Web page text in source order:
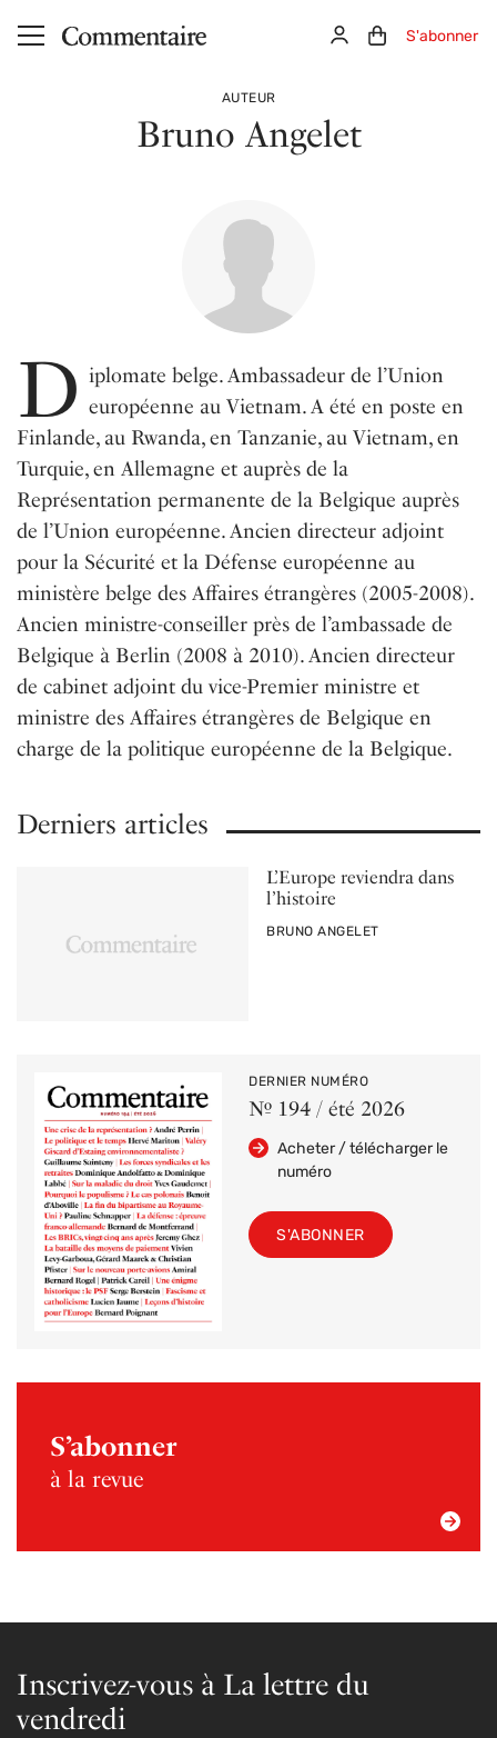
Aller au contenu principal ConnexionPanier (0)
S'abonner
AUTEUR
Bruno Angelet
D iplomate belge. Ambassadeur de l’Union
européenne au Vietnam. A été en poste en
Finlande, au Rwanda, en Tanzanie, au Vietnam, en
Turquie, en Allemagne et auprès de la
Représentation permanente de la Belgique auprès
de l’Union européenne. Ancien directeur adjoint
pour la Sécurité et la Défense européenne au
ministère belge des Affaires étrangères (2005-2008).
Ancien ministre-conseiller près de l’ambassade de
Belgique à Berlin (2008 à 2010). Ancien directeur
de cabinet adjoint du vice-Premier ministre et
ministre des Affaires étrangères de Belgique en
charge de la politique européenne de la Belgique.
Derniers articles
L’Europe reviendra dans
l’histoire
PAR
BRUNO ANGELET
DERNIER NUMÉRO
Nº 194 / été 2026
Acheter / télécharger le
numéro
S'ABONNER
S’abonner
à la revue
Inscrivez-vous à La lettre du
vendredi